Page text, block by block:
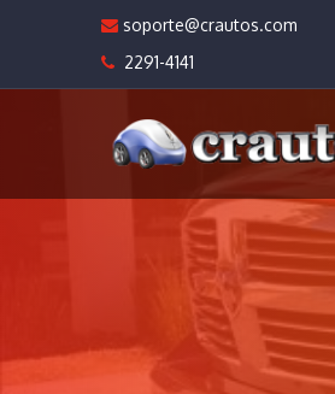
soporte@crautos.com
2291-4141